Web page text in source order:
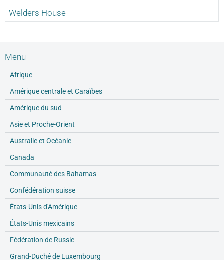
Welders House
Menu
Afrique
Amérique centrale et Caraïbes
Amérique du sud
Asie et Proche-Orient
Australie et Océanie
Canada
Communauté des Bahamas
Confédération suisse
États-Unis d'Amérique
États-Unis mexicains
Fédération de Russie
Grand-Duché de Luxembourg